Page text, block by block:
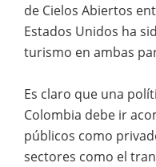
de Cielos Abiertos
Estados Unidos ha
turismo en ambas
Es claro que una
Colombia debe ir
públicos como
sectores como el